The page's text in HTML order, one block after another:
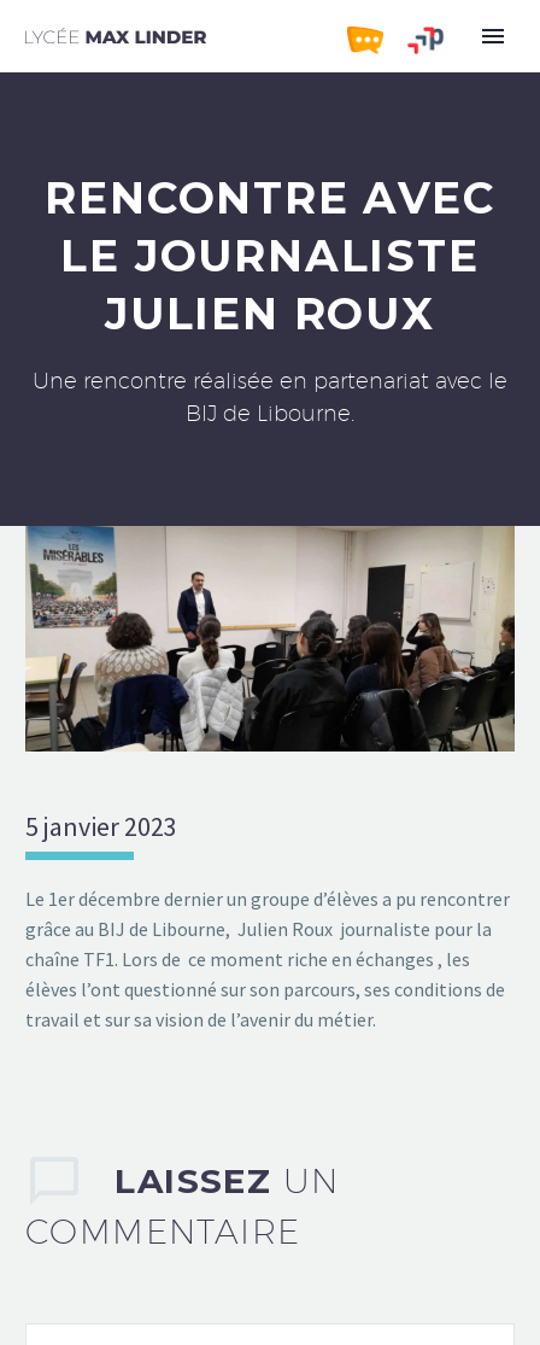
RENCONTRE AVEC
LE JOURNALISTE
JULIEN ROUX
Une rencontre réalisée en partenariat avec le
BIJ de Libourne.
5 janvier 2023
Le 1er décembre dernier un groupe d’élèves a pu rencontrer
grâce au BIJ de Libourne, Julien Roux journaliste pour la
chaîne TF1. Lors de ce moment riche en échanges , les
élèves l’ont questionné sur son parcours, ses conditions de
travail et sur sa vision de l’avenir du métier.
LAISSEZ UN
COMMENTAIRE